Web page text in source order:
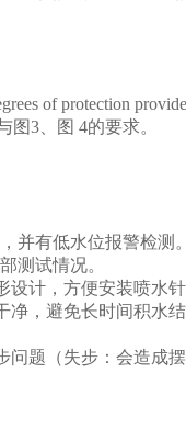
of protection
图3 、图 4的要求。
并有低水位报警检测。
测试情况。
计，方便安装喷水针
净，避免长时间积水
问题（失步：会造成